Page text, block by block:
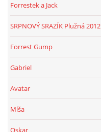
Forrestek a Jack
SRPNOVÝ SRAZÍK Plužná 2012
Forrest Gump
Gabriel
Avatar
Míša
Oskar